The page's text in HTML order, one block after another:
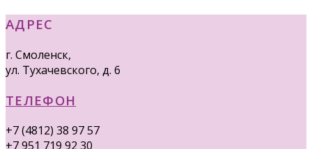
АДРЕС
г. Смоленск,
ул. Тухачевского, д. 6
ТЕЛЕФОН
+7 (4812) 38 97 57
+7 951 719 92 30